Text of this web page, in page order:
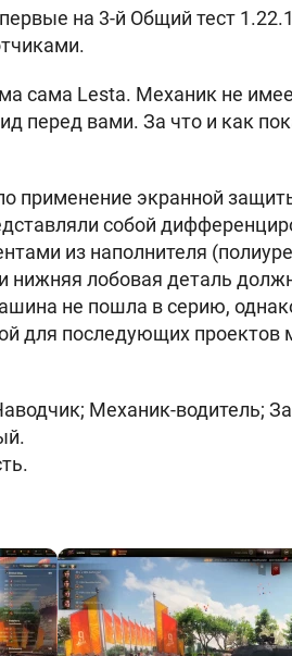
на 3-й Общий тест
сама Lesta. Механик не
перед вами. За что и как
применение экранной
собой
из наполнителя
нижняя лобовая деталь
не пошла в серию,
для последующих проектов
Механик-водитель;